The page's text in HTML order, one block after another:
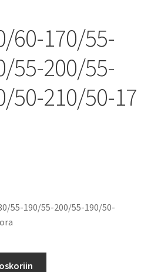
60-170/55-
55-200/55-
50-210/50-17
55-190/55-200/55-190/50-